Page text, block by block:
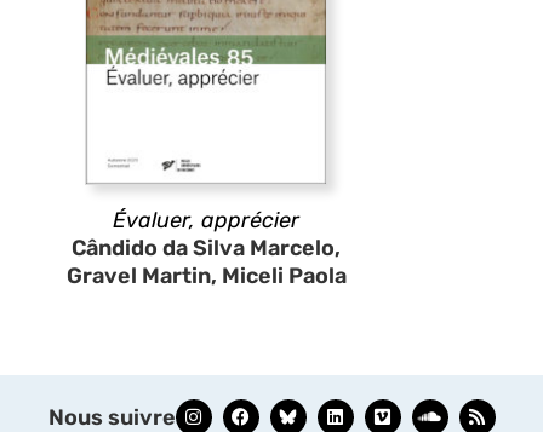
Évaluer, apprécier
Cândido da Silva Marcelo,
Gravel Martin, Miceli Paola
Nous suivre